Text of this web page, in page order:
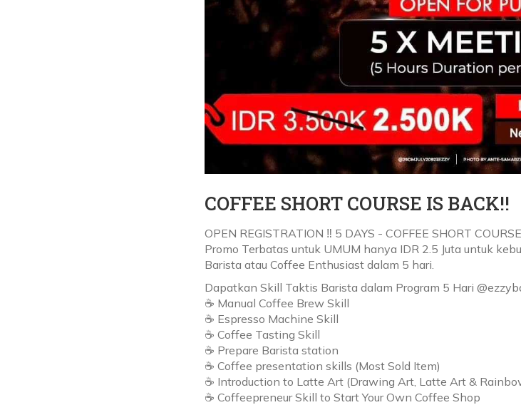
COFFEE SHORT COURSE IS BACK!!
OPEN REGISTRATION ‼ 5 DAYS - COFFEE SHORT
Promo Terbatas untuk UMUM hanya IDR 2.5 Juta untuk
Barista atau Coffee Enthusiast dalam 5 hari.
Dapatkan Skill Taktis Barista dalam Program 5 Hari
☕ Manual Coffee Brew Skill
☕ Espresso Machine Skill
☕ Coffee Tasting Skill
☕ Prepare Barista station
☕ Coffee presentation skills (Most Sold Item)
☕ Introduction to Latte Art (Drawing Art, Latte Art &
☕ Coffeepreneur Skill to Start Your Own Coffee Shop